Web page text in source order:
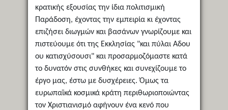
κρατικής εξουσίας την ίδια πολιτισμική
Παράδοση, έχοντας την εμπειρία κι έχοντας
επιζήσει διωγμών και βασάνων γνωρίζουμε και
πιστεύουμε ότι της Εκκλησίας "και πύλαι Αδου
ου κατισχύσουσι" και προσαρμοζόμαστε κατά
το δυνατόν στις συνθήκες και συνεχίζουμε το
έργο μας, έστω με δυσχέρειες. Όμως τα
ευρωπαϊκά κοσμικά κράτη περιθωριοποιώντας
τον Χριστιανισμό αφήνουν ένα κενό που